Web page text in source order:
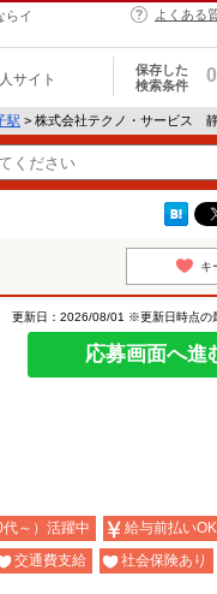
らイ
よくある
サイト
保存した
検索条件
0
駅 > 株式会社テクノ・サービス
キ
更新日：2026/08/01 ※更新日時点の
応募画面へ進
～）活躍中
給与前払いOK
交通費支給 社会保険あり